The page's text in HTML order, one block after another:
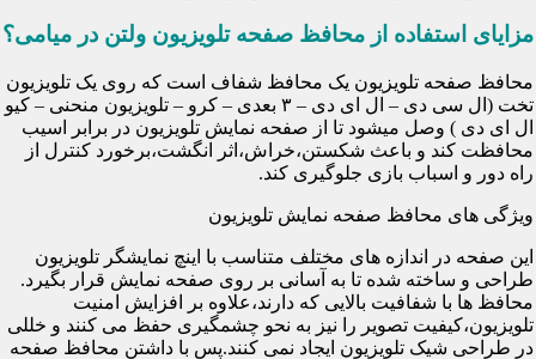
مزایای استفاده از محافظ صفحه تلویزیون ولتن در میامی؟
محافظ صفحه تلویزیون یک محافظ شفاف است که روی یک تلویزیون
تخت (ال سی دی – ال ای دی – ۳ بعدی – کرو – تلویزیون منحنی – کیو
ال ای دی ) وصل میشود تا از صفحه نمایش تلویزیون در برابر اسیب
محافظت کند و باعث شکستن،خراش،اثر انگشت،برخورد کنترل از
راه دور و اسباب بازی جلوگیری کند.
ویژگی های محافظ صفحه نمایش تلویزیون
این صفحه در اندازه های مختلف متناسب با اینچ نمایشگر تلویزیون
طراحی و ساخته شده تا به آسانی بر روی صفحه نمایش قرار بگیرد.
محافظ ها با شفافیت بالایی که دارند،علاوه بر افزایش امنیت
تلویزیون،کیفیت تصویر را نیز به نحو چشمگیری حفظ می کنند و خللی
در طراحی شیک تلویزیون ایجاد نمی کنند.پس با داشتن محافظ صفحه